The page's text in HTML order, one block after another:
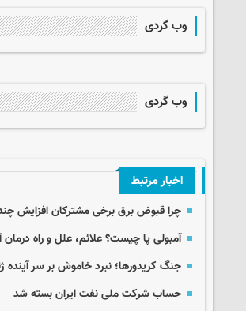
وب گردی
وب گردی
اخبار مرتبط
چرا قبوض برق برخی مشترکان افزایش
آمبولی پا چیست؟ علائم، علل و راه درمان
جنگ کریدورها؛ نبرد خاموش بر سر آینده
حساب‌ شرکت ملی نفت ایران بسته شد